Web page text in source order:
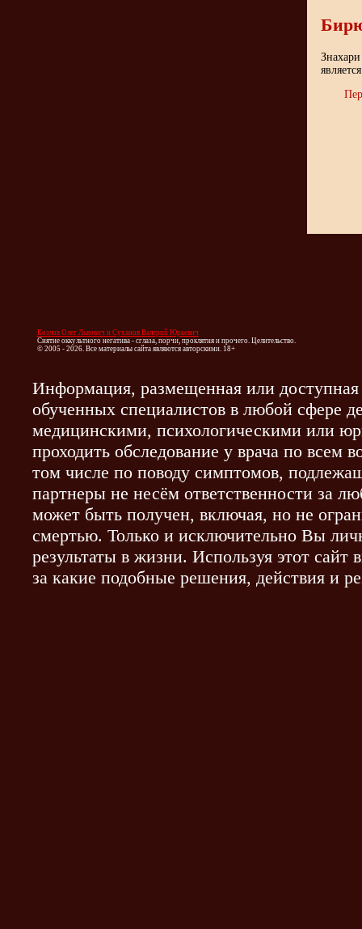
Козлов Олег Львович и Суханов Валерий Юрьевич
Снятие оккультного негатива - сглаза, порчи, проклятия и прочего. Целительство.
© 2005 - 2026. Все материалы сайта являются авторскими. 18+
Информация, размещенная или
обученных специалистов в любой сфере
медицинскими, психологическими или
проходить обследование у врача по
том числе по поводу симптомов,
партнеры не несём ответственности за
может быть получен, включая, но не
смертью. Только и исключительно Вы
результаты в жизни. Используя этот сайт
за какие подобные решения, действия и